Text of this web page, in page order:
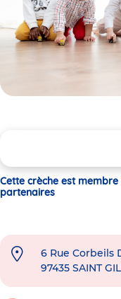
Cette crèche est
partenaires
6 Rue Corbeils
97435 SAINT